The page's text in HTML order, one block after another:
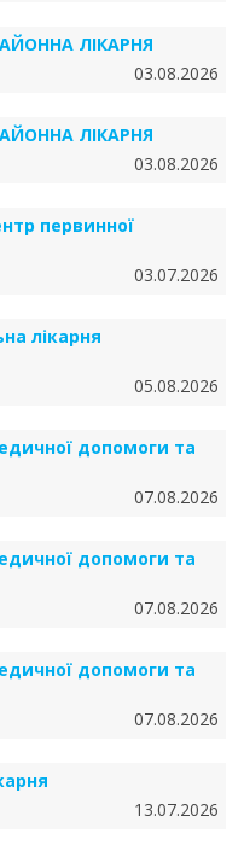
ЛІКАРНЯ
03.08.2026
ЛІКАРНЯ
03.08.2026
первинної
03.07.2026
лікарня
05.08.2026
допомоги та
07.08.2026
допомоги та
07.08.2026
допомоги та
07.08.2026
13.07.2026